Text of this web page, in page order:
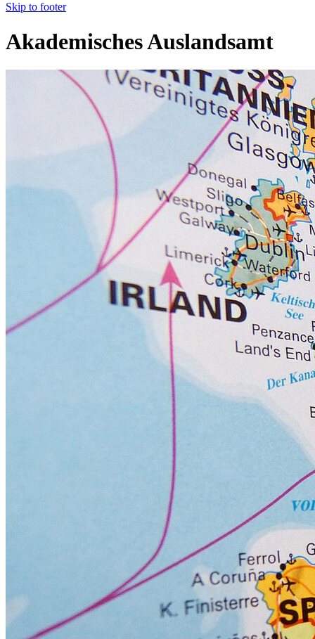
Skip to footer
Akademisches Auslandsamt